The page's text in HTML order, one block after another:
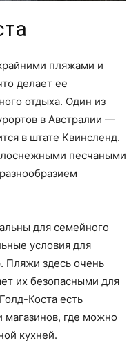
пляжами и
делает ее
отдыха. Один из
в Австралии —
в штате Квинсленд.
песчаными
для семейного
условия для
Пляжи здесь очень
их безопасными для
Коста есть
магазинов, где можно
кухней.